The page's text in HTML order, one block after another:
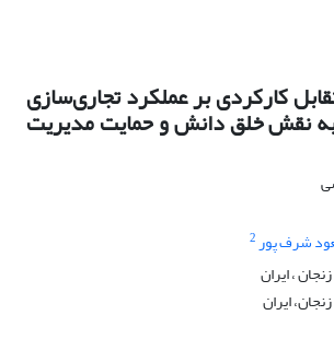
کارکردی بر عملکرد تجاری‌سازی
به نقش خلق دانش و حمایت مدیریت
شرف پور2
، ایران
ایران